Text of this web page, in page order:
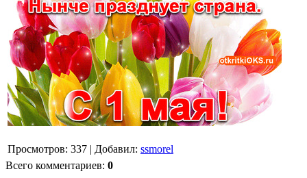
Просмотров: 337 | Добавил: ssmorel
Всего комментариев: 0